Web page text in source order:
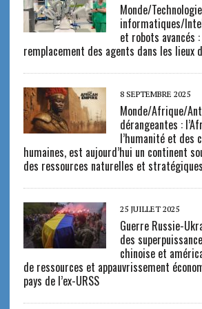
Monde/
informatiques/
et robots avancés
remplacement des agents dans les lieux
8 SEPTEMBRE 2025
Monde/Afrique/
dérangeantes :
l’humanité et des
humaines, est aujourd’hui un continent
des ressources naturelles et
25 JUILLET 2025
Guerre Russie-
des
chinoise et
de ressources et appauvrissement
pays de l’ex-URSS